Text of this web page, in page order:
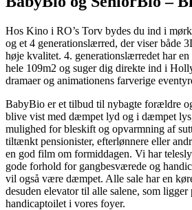
Hos Kino i RO’s Torv bydes du ind i
og et 4 generationslærred, der viser både
høje kvalitet. 4. generationslærredet har
hele 109m2 og suger dig direkte ind i
dramaer og animationens farverige
BabyBio er et tilbud til nybagte forældre
blive vist med dæmpet lyd og i dæmpet
mulighed for bleskift og opvarmning af
tiltænkt pensionister, efterlønnere eller
en god film om formiddagen. Vi har
gode forhold for gangbesværede og
vil også være dæmpet. Alle sale har en
desuden elevator til alle salene, som ligger
handicaptoilet i vores foyer.